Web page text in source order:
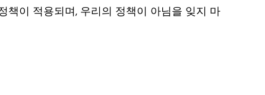
이 적용되며, 우리의 정책이 아님을 잊지 마